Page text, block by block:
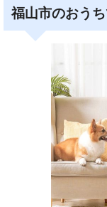
福山市のおう